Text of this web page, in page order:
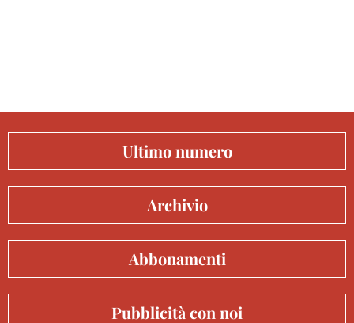
Ultimo numero
Archivio
Abbonamenti
Pubblicità con noi